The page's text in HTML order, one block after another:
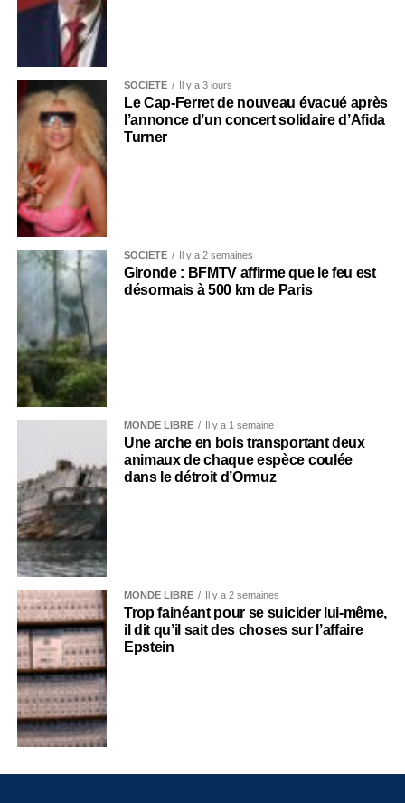
SOCIÉTÉ Il y a 3 jours
Le Cap-Ferret de nouveau évacué après
l’annonce d’un concert solidaire d’Afida
Turner
SOCIÉTÉ Il y a 2 semaines
Gironde : BFMTV affirme que le feu est
désormais à 500 km de Paris
MONDE LIBRE Il y a 1 semaine
Une arche en bois transportant deux
animaux de chaque espèce coulée
dans le détroit d’Ormuz
MONDE LIBRE Il y a 2 semaines
Trop fainéant pour se suicider lui-même,
il dit qu’il sait des choses sur l’affaire
Epstein